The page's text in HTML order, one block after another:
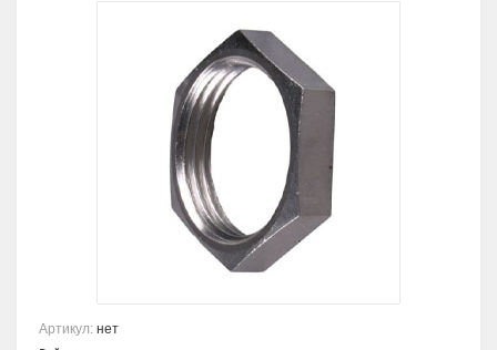
Артикул: нет